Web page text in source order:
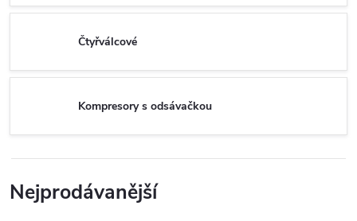
Čtyřválcové
Kompresory s odsávačkou
Nejprodávanější